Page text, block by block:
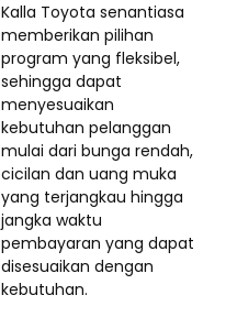
Kalla Toyota senantiasa
memberikan pilihan
program yang fleksibel,
sehingga dapat
menyesuaikan
kebutuhan pelanggan
mulai dari bunga rendah,
cicilan dan uang muka
yang terjangkau hingga
jangka waktu
pembayaran yang dapat
disesuaikan dengan
kebutuhan.